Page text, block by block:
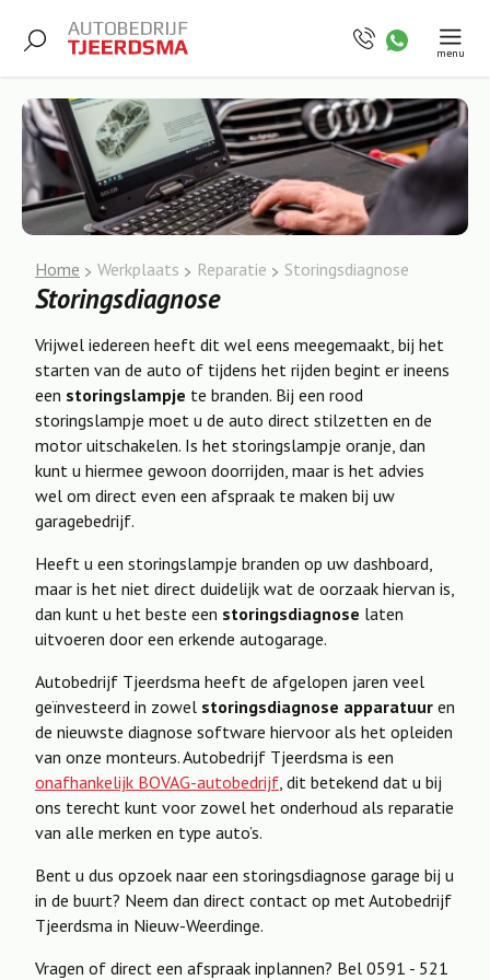
menu
Home Werkplaats Reparatie Storingsdiagnose
Storingsdiagnose
Vrijwel iedereen heeft dit wel eens meegemaakt, bij het
starten van de auto of tijdens het rijden begint er ineens
een storingslampje te branden. Bij een rood
storingslampje moet u de auto direct stilzetten en de
motor uitschakelen. Is het storingslampje oranje, dan
kunt u hiermee gewoon doorrijden, maar is het advies
wel om direct even een afspraak te maken bij uw
garagebedrijf.
Heeft u een storingslampje branden op uw dashboard,
maar is het niet direct duidelijk wat de oorzaak hiervan is,
dan kunt u het beste een storingsdiagnose laten
uitvoeren door een erkende autogarage.
Autobedrijf Tjeerdsma heeft de afgelopen jaren veel
geïnvesteerd in zowel storingsdiagnose apparatuur en
de nieuwste diagnose software hiervoor als het opleiden
van onze monteurs. Autobedrijf Tjeerdsma is een
onafhankelijk BOVAG-autobedrijf, dit betekend dat u bij
ons terecht kunt voor zowel het onderhoud als reparatie
van alle merken en type auto’s.
Bent u dus opzoek naar een storingsdiagnose garage bij u
in de buurt? Neem dan direct contact op met Autobedrijf
Tjeerdsma in Nieuw-Weerdinge.
Vragen of direct een afspraak inplannen? Bel 0591 - 521